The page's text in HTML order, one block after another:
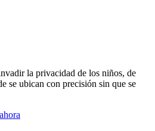
la privacidad de los niños, de
se ubican con precisión sin que se